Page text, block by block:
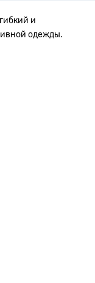
и
одежды.